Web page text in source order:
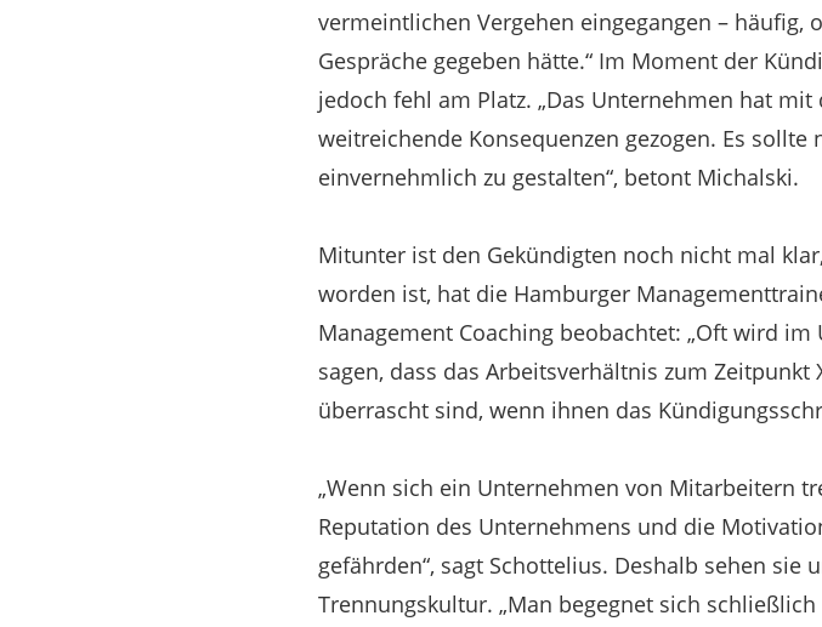
vermeintlichen Vergehen eingegangen – häufig,
Gespräche gegeben hätte.“ Im Moment der
jedoch fehl am Platz. „Das Unternehmen hat
weitreichende Konsequenzen gezogen. Es
einvernehmlich zu gestalten“, betont Michalski.
Mitunter ist den Gekündigten noch nicht mal
worden ist, hat die Hamburger
Management Coaching beobachtet: „Oft wird
sagen, dass das Arbeitsverhältnis zum
überrascht sind, wenn ihnen das
„Wenn sich ein Unternehmen von Mitarbeitern
Reputation des Unternehmens und die
gefährden“, sagt Schottelius. Deshalb sehen sie
Trennungskultur. „Man begegnet sich